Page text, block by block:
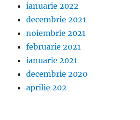
ianuarie 2022
decembrie 2021
noiembrie 2021
februarie 2021
ianuarie 2021
decembrie 2020
aprilie 202